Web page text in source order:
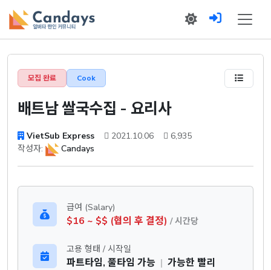
모집 완료 Cook
배트남 쌀국수집 - 요리사
VietSub Express 2021.10.06
6,935
작성자:
Candays
급여 (Salary)
$16 ~ $$ (협의 후 결정) / 시간당
고용 형태 / 시작일
파트타임, 풀타임 가능 | 가능한 빨리